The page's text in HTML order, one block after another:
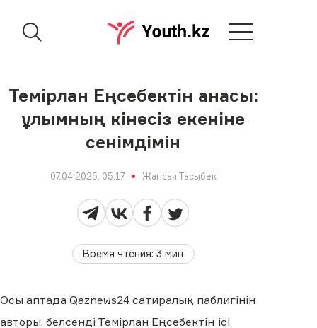
Темірлан Еңсебектін анасы:
ұлымның кінәсіз екеніне
сенімдімін
07.04.2025, 05:17 Жансая Тасыбек
Время чтения:3 мин
Осы аптада Qaznews24 сатиралық паблигінің
авторы, белсенді Темірлан Еңсебектің ісі